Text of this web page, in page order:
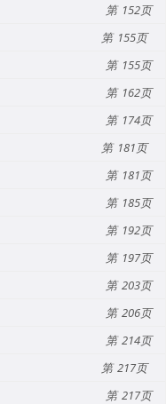
152
155
155
162
174
181
181
185
192
197
203
206
214
217
217